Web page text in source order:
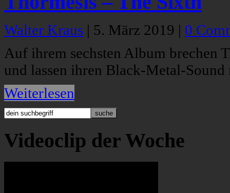
Walter Kraus | 5. März 2019 | 0
Auf ihrem sechsten Album brechen
und lassen ihren Black-Metal-
Weiterlesen
Videoclip der Woche